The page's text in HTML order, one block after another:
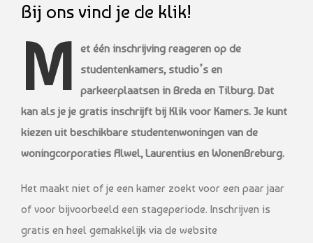
Bij ons vind je de klik!
M
et één inschrijving reageren op de
studentenkamers, studio’s en
parkeerplaatsen in Breda en Tilburg. Dat
kan als je je gratis inschrijft bij Klik voor Kamers. Je kunt
kiezen uit beschikbare studentenwoningen van de
woningcorporaties Alwel, Laurentius en WonenBreburg.
Het maakt niet of je een kamer zoekt voor een paar jaar
of voor bijvoorbeeld een stageperiode. Inschrijven is
gratis en heel gemakkelijk via de website